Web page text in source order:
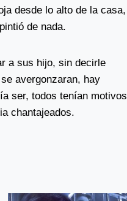
desde lo alto de la casa,
de nada.
a sus hijo, sin decirle
avergonzaran, hay
ser, todos tenían motivos
chantajeados.